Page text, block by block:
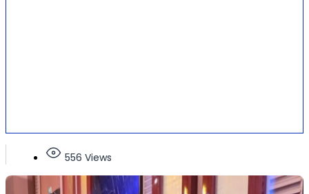
556 Views